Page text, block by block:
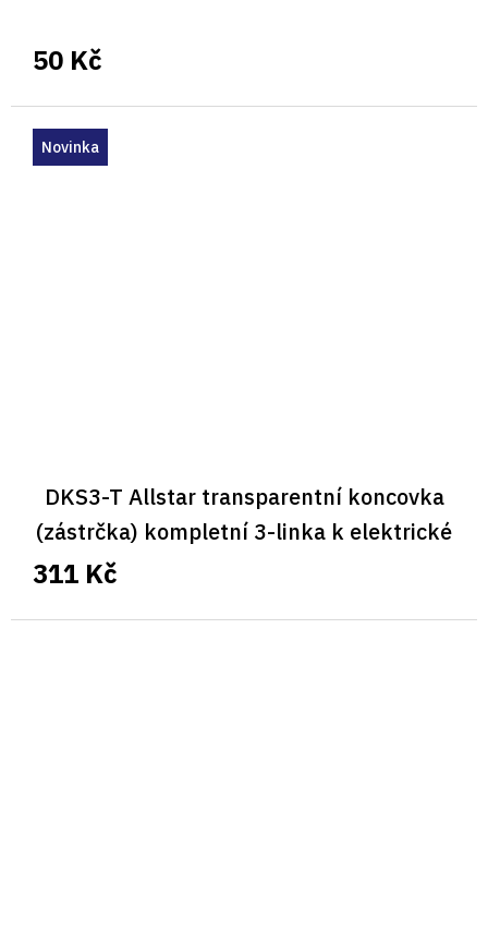
50 Kč
Novinka
DKS3-T Allstar transparentní koncovka
(zástrčka) kompletní 3-linka k elektrické
311 Kč